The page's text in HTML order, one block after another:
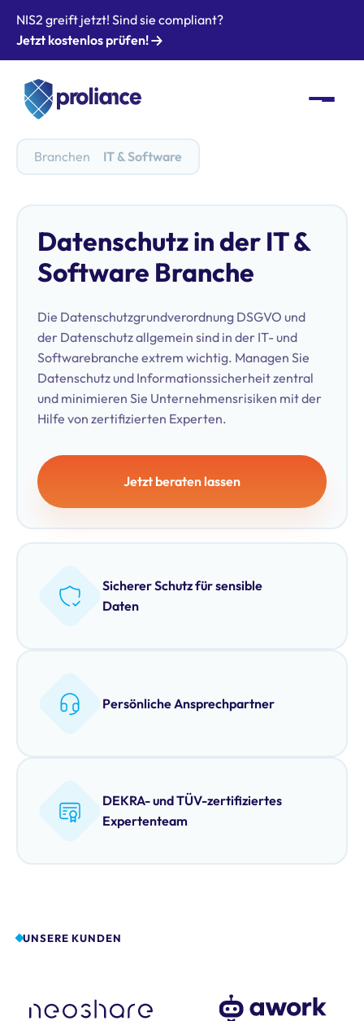
NIS2 greift jetzt! Sind sie compliant?
Jetzt kostenlos prüfen!
Branchen IT & Software
Datenschutz in der IT &
Software Branche
Die Datenschutzgrundverordnung DSGVO und
der Datenschutz allgemein sind in der IT- und
Softwarebranche extrem wichtig. Managen Sie
Datenschutz und Informationssicherheit zentral
und minimieren Sie Unternehmensrisiken mit der
Hilfe von zertifizierten Experten.
Jetzt beraten lassen
Sicherer Schutz für sensible
Daten
Persönliche Ansprechpartner
DEKRA- und TÜV-zertifiziertes
Expertenteam
UNSERE KUNDEN